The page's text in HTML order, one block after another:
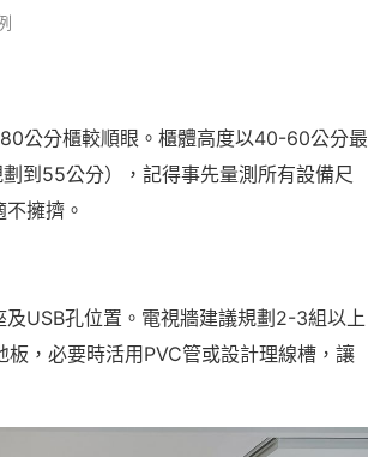
公分櫃較順眼。櫃體高度以40-60公分最
到55公分），記得事先量測所有設備尺
擁擠。
USB孔位置。電視牆建議規劃2-3組以上
，必要時活用PVC管或設計理線槽，讓